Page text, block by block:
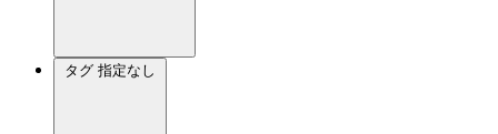
タグ 指定なし